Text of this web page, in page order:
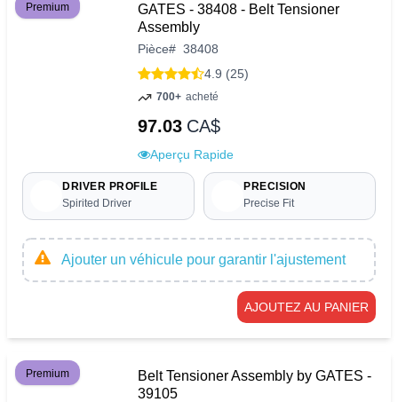
Premium
GATES - 38408 - Belt Tensioner
Assembly
Pièce# 38408
4.9 (25)
700+ acheté
97.03 CA$
Aperçu Rapide
DRIVER PROFILE
Spirited Driver
PRECISION
Precise Fit
Ajouter un véhicule pour garantir l'ajustement
AJOUTEZ AU PANIER
Premium
Belt Tensioner Assembly by GATES -
39105